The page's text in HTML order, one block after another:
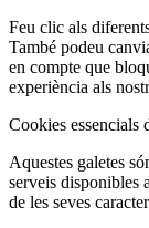
Feu clic als
També podeu
en compte que
experiència als
Cookies essencials
Aquestes galetes
serveis disponibles
de les seves